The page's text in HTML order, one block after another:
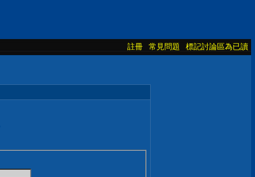
註冊 常見問題 標記討論區為已讀